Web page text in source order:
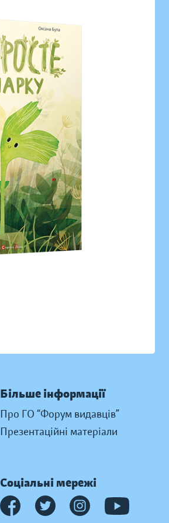
Більше інформації
Про ГО “Форум видавців”
Презентаційні матеріали
Соціальні мережі